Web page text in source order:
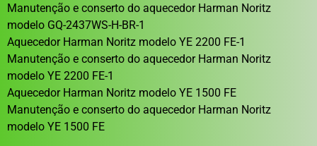
Manutenção e conserto do aquecedor Harman Noritz
modelo GQ-2437WS-H-BR-1
Aquecedor Harman Noritz modelo YE 2200 FE-1
Manutenção e conserto do aquecedor Harman Noritz
modelo YE 2200 FE-1
Aquecedor Harman Noritz modelo YE 1500 FE
Manutenção e conserto do aquecedor Harman Noritz
modelo YE 1500 FE